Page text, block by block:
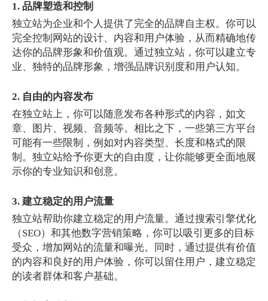
1. 品牌塑造和控制
独立站为企业和个人提供了完全的品牌自主权。你可以
完全控制网站的设计、内容和用户体验，从而精确地传
达你的品牌形象和价值观。通过独立站，你可以建立专
业、独特的品牌形象，增强品牌识别度和用户认知。
2. 自由的内容发布
在独立站上，你可以随意发布各种形式的内容，如文
章、图片、视频、音频等。相比之下，一些第三方平台
可能有一些限制，例如对内容类型、长度和格式的限
制。独立站给予你更大的自由度，让你能够更全面地展
示你的专业知识和创意。
3. 建立稳定的用户流量
独立站帮助你建立稳定的用户流量。通过搜索引擎优化
（SEO）和其他数字营销策略，你可以吸引更多的目标
受众，增加网站的流量和曝光。同时，通过提供有价值
的内容和良好的用户体验，你可以留住用户，建立稳定
的读者群体和客户基础。